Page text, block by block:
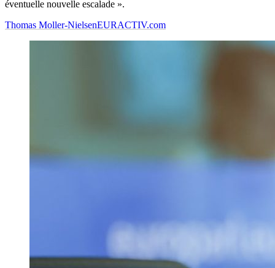
éventuelle nouvelle escalade ».
Thomas Moller-NielsenEURACTIV.com